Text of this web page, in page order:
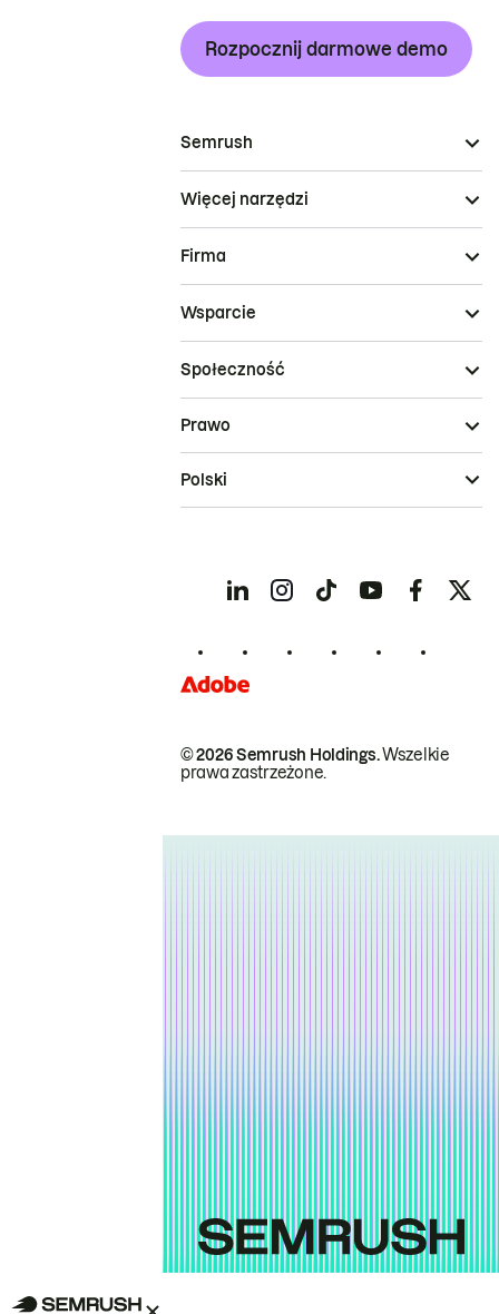
Rozpocznij darmowe demo
Semrush
Więcej narzędzi
Firma
Wsparcie
Społeczność
© 2026 Semrush Holdings.Wszelkie
prawa zastrzeżone.
Prawo
Polski